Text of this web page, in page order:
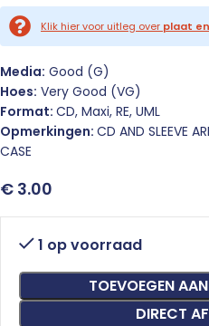
Klik hier voor uitleg over plaat
Media: Good (G)
Hoes: Very Good (VG)
Format: CD, Maxi, RE, UML
Opmerkingen: CD AND SLEEVE
CASE
€ 3.00
1 op voorraad
TOEVOEGEN
DIRECT